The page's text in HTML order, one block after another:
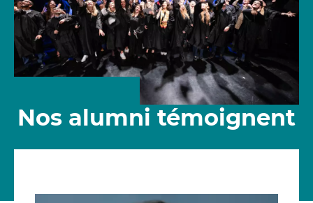
Nos alumni témoignent